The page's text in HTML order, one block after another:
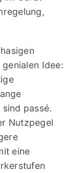
Idee:
passé.
Nutzpegel
eine